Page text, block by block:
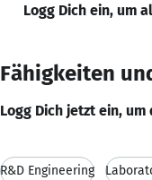
Logg Dich ein, um
Fähigkeiten
Logg Dich jetzt ein,
R&D Engineering